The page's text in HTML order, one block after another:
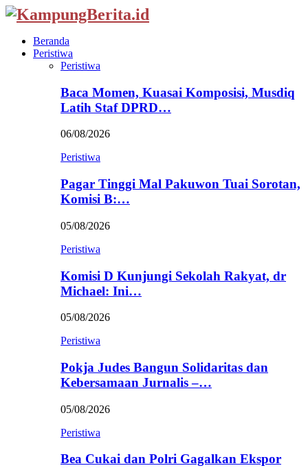
Beranda
Peristiwa
Peristiwa
Baca Momen, Kuasai Komposisi, Musdiq
Latih Staf DPRD…
06/08/2026
Peristiwa
Pagar Tinggi Mal Pakuwon Tuai Sorotan,
Komisi B:…
05/08/2026
Peristiwa
Komisi D Kunjungi Sekolah Rakyat, dr
Michael: Ini…
05/08/2026
Peristiwa
Pokja Judes Bangun Solidaritas dan
Kebersamaan Jurnalis –…
05/08/2026
Peristiwa
Bea Cukai dan Polri Gagalkan Ekspor